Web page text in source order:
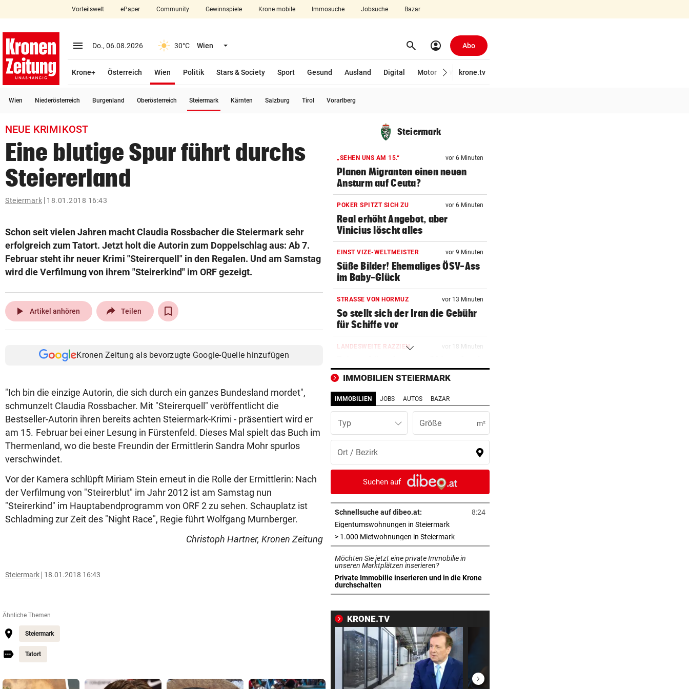
closeSchließen
account_circle Anmelden
arrow_right
Bundesland auswählen
bookmark
search
Suchbegriff
eingeben
Muthgasse 2, 1190 Wien
Vorteilswelt ePaper Community Gewinnspiele Krone mobile Immosuche Jobsuche Bazar
menu Menü aufklappen
Do., 06.08.2026 30°C Wien Menü aufklappen search Suchen
account_circle Abo
Krone+ Österreich Wien
Politik
Stars & Society Sport Gesund Ausland Digital Motor Wirtschaft
krone.tv
Wien Niederösterreich Burgenland Oberösterreich Steiermark Kärnten Salzburg Tirol Vorarlberg
NEUE KRIMIKOST
Eine blutige Spur führt durchs
Steiererland
Steiermark 18.01.2018 16:43
Schon seit vielen Jahren macht Claudia Rossbacher die Steiermark sehr
erfolgreich zum Tatort. Jetzt holt die Autorin zum Doppelschlag aus: Ab 7.
Februar steht ihr neuer Krimi "Steirerquell" in den Regalen. Und am Samstag
wird die Verfilmung von ihrem "Steirerkind" im ORF gezeigt.
play_arrow Artikel anhören Teilen
Kronen Zeitung als bevorzugte Google-Quelle hinzufügen
"Ich bin die einzige Autorin, die sich durch ein ganzes Bundesland mordet",
schmunzelt Claudia Rossbacher. Mit "Steirerquell" veröffentlicht die
Bestseller-Autorin ihren bereits achten Steiermark-Krimi - präsentiert wird er
am 15. Februar bei einer Lesung in Fürstenfeld. Dieses Mal spielt das Buch im
Thermenland, wo die beste Freundin der Ermittlerin Sandra Mohr spurlos
verschwindet.
Vor der Kamera schlüpft Miriam Stein erneut in die Rolle der Ermittlerin: Nach
der Verfilmung von "Steirerblut" im Jahr 2012 ist am Samstag nun
"Steirerkind" im Hauptabendprogramm von ORF 2 zu sehen. Schauplatz ist
Schladming zur Zeit des "Night Race", Regie führt Wolfgang Murnberger.
Christoph Hartner, Kronen Zeitung
Steiermark 18.01.2018 16:43
Ähnliche Themen
Steiermark
Tatort
Steiermark
„SEHEN UNS AM 15.“ vor 6 Minuten
Planen Migranten einen neuen
Ansturm auf Ceuta?
POKER SPITZT SICH ZU vor 6 Minuten
Real erhöht Angebot, aber
Vinicius löscht alles
EINST VIZE-WELTMEISTER vor 9 Minuten
Süße Bilder! Ehemaliges ÖSV-Ass
im Baby-Glück
STRASSE VON HORMUZ vor 13 Minuten
So stellt sich der Iran die Gebühr
für Schiffe vor
LANDESWEITE RAZZIEN vor 18 Minuten
auf Top-Techniker
ASIA-PLÄNE STOCKEN
Doch noch überraschende Wende
um Kult-Wirtshaus?
FOLGE VON DONNERSTAG vor 23 Minuten
Sesseltag: Gemeinsam sitzen,
gemeinsam schwitzen
vor 24 Minuten
Leonies großer Gipfelsieg für die
Menschlichkeit
ÄGYPTEN-REISEREPORTAGE vor 24 Minuten
Wo Sie Tutanchamun persönlich
„treffen“ können
WARUM MAN MITMACHT vor 24 Minuten
Gähnen ist ansteckend – und das
NACH OPENAI, ANTHROPIC vor 27 Minuten
Kontrollverlust: Meta-KI führte
Cyberangriff aus!
AUF SCHUTZWEG ERFASST vor 30 Minuten
IMMOBILIEN STEIERMARK
IMMOBILIEN JOBS AUTOS BAZAR
Typ m²
Suchen auf
Schnellsuche auf dibeo.at:
8:24
Eigentumswohnungen in Steiermarkin neuem Tab öffnen
> 1.000 Mietwohnungen in Steiermarkin neuem Tab öffnen
Möchten Sie jetzt eine private Immobilie in
unseren Marktplätzen inserieren?
Private Immobilie inserieren und in die Krone
durchschalten
in neuem Tab öffnen
KRONE.TV